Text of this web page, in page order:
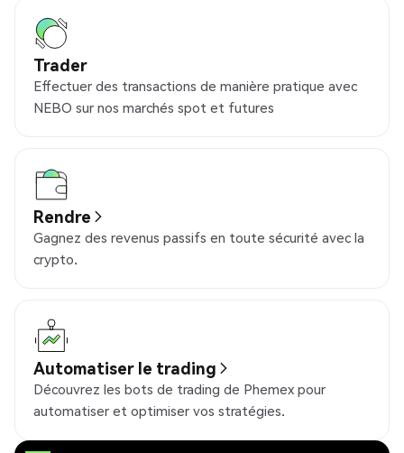
Trader
Effectuer des transactions de manière pratique avec
NEBO sur nos marchés spot et futures
Rendre
Gagnez des revenus passifs en toute sécurité avec la
crypto.
Automatiser le trading
Découvrez les bots de trading de Phemex pour
automatiser et optimiser vos stratégies.